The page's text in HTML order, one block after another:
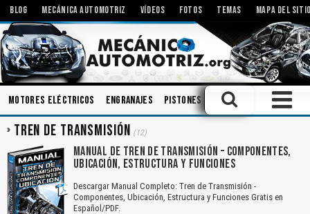
BLOG MECÁNICA AUTOMOTRIZ VÍDEOS FOTOS TEMAS MAPA DEL
Motores Eléctricos Engranajes Pistones Bombas Carrocerias
TREN DE TRANSMISIÓN (12)
MANUAL DE TREN DE TRANSMISIÓN – COMPONENTES,
UBICACIÓN, ESTRUCTURA Y FUNCIONES
Descargar Manual Completo: Tren de Transmisión -
Componentes, Ubicación, Estructura y Funciones Gratis en
Español/PDF.